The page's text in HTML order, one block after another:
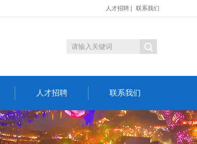
人才招聘 联系我们
人才招聘 联系我们